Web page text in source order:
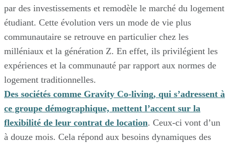
par des investissements et remodèle le marché du logement
étudiant. Cette évolution vers un mode de vie plus
communautaire se retrouve en particulier chez les
milléniaux et la génération Z. En effet, ils privilégient les
expériences et la communauté par rapport aux normes de
logement traditionnelles.
Des sociétés comme Gravity Co-living, qui s’adressent à
ce groupe démographique, mettent l’accent sur la
flexibilité de leur contrat de location. Ceux-ci vont d’un
à douze mois. Cela répond aux besoins dynamiques des